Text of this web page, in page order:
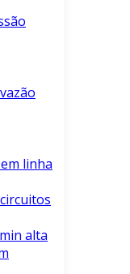
linha
alta